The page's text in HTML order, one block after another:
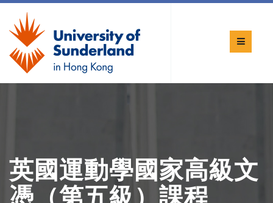
英國運動學國家高級文
憑（第五級）課程